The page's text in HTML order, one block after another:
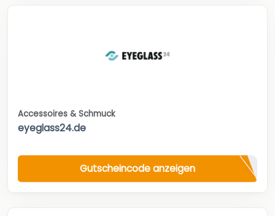
Accessoires & Schmuck
eyeglass24.de
Gutscheincode anzeigen